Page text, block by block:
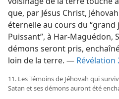
que, par Jésus Christ,
éternelle au cours du “grand
Puissant”, à Har-Maguédon,
démons seront pris,
loin de la terre. — Révélation
11. Les Témoins de Jéhovah qui
Satan et ses démons auront été